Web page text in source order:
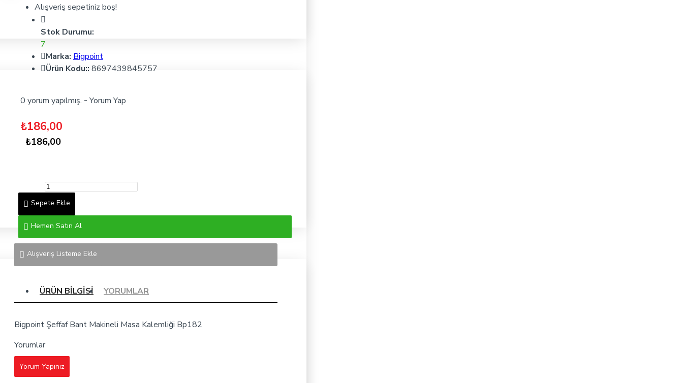
Alışveriş sepetiniz boş!
Stok Durumu:
7
Marka: Bigpoint
Ürün Kodu:: 8697439845757
0 yorum yapılmış. - Yorum Yap
₺186,00
₺186,00
Sepete Ekle
Hemen Satın Al
Alışveriş Listeme Ekle
ÜRÜN BILGISI YORUMLAR
Bigpoint Şeffaf Bant Makineli Masa Kalemliği Bp182
Yorumlar
Yorum Yapınız